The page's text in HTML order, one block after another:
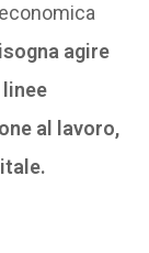
agire
al lavoro,